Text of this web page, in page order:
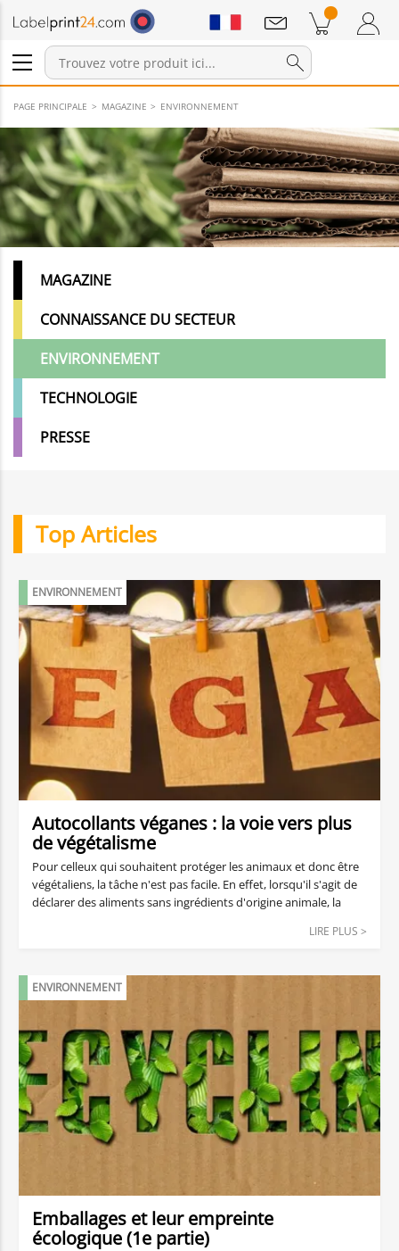
Connexion / Inscription
Produits dans le panier
Annonces
PAGE PRINCIPALE MAGAZINE ENVIRONNEMENT
MAGAZINE
CONNAISSANCE DU SECTEUR
ENVIRONNEMENT
TECHNOLOGIE
PRESSE
Top Articles
ENVIRONNEMENT
Autocollants véganes : la voie vers plus
de végétalisme
Pour celleux qui souhaitent protéger les animaux et donc être
végétaliens, la tâche n'est pas facile. En effet, lorsqu'il s'agit de
déclarer des aliments sans ingrédients d'origine animale, la
nécessairement à leur emballage. Vous découvrirez dans cet
végétaliennes et comment reconnaître les autocollants
végétaliens.
LIRE PLUS >
ENVIRONNEMENT
Emballages et leur empreinte
écologique (1e partie)